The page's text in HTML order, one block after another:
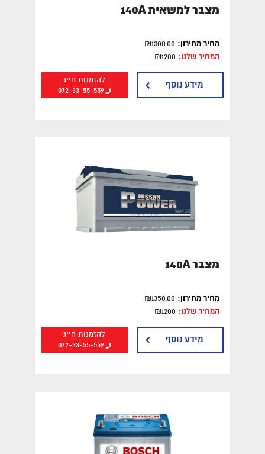
מצבר למשאית 140A
מחיר מחירון:
המחיר שלנו:
להזמנות חייג
072-33-55-559
מידע נוסף
מצבר 140A
מחיר מחירון:
המחיר שלנו:
להזמנות חייג
072-33-55-559
מידע נוסף